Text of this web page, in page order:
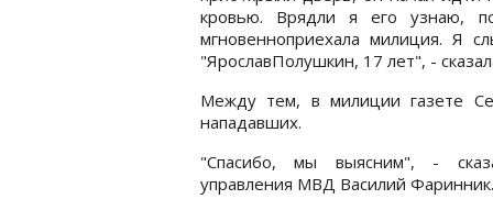
кровью. Врядли я его узнаю,
мгновенноприехала милиция. Я
"ЯрославПолушкин, 17 лет", -
Между тем, в милиции газете
нападавших.
"Спасибо, мы выясним", -
управления МВД Василий Фаринник.